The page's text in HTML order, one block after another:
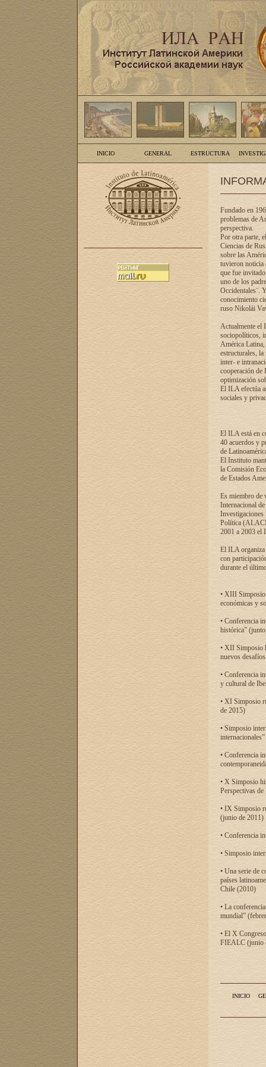
INICIO GENERAL ESTRUCTURA
Fundado en
problemas de
perspectiva.
Por otra parte,
Ciencias de
sobre las
tuvieron noticia
que fue
uno de los
Occidentales¨.
conocimiento
ruso Nikolái
Actualmente el
sociopolíticos,
América Latina,
estructurales,
inter- e
cooperación de
optimización
El ILA efectúa
sociales y
El ILA está en
40 acuerdos y
de
El Instituto
la Comisión
de Estados
Es miembro de
Internacional
Investigaciones
Política
2001 a 2003 el
El ILA organiza
con
durante el
• XIII Simposio
económicas y
• Conferencia
histórica”
• XII Simposio
nuevos
• Conferencia
y cultural de
• XI Simposio
de 2015)
• Simposio
• Conferencia
• X Simposio
Perspectivas
• IX Simposio
(junio de 2011)
• Conferencia
• Simposio
• Una serie de
países
Chile (2010)
• La
mundial”
• El X
FIEALC (junio
INICIO